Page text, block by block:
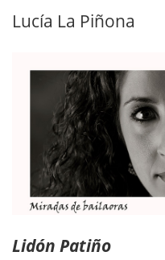
Lucía La Piñona
Lidón Patiño